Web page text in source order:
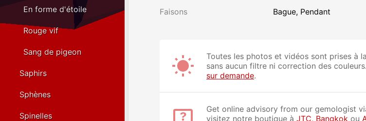
Faisons
Bague, Pendant
Toutes les photos et vidéos sont prises à
sans aucun filtre ni correction des
sur demande.
Get online advisory from our gemologist
visitez notre boutique à JTC, Bangkok ou
En forme d'étoile
Rouge vif
Sang de pigeon
Saphirs
Sphènes
Spinelles